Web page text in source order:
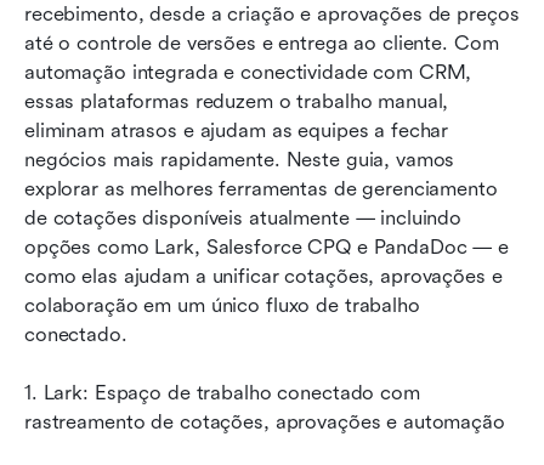
recebimento, desde a criação e aprovações de preços
até o controle de versões e entrega ao cliente. Com
automação integrada e conectividade com CRM,
essas plataformas reduzem o trabalho manual,
eliminam atrasos e ajudam as equipes a fechar
negócios mais rapidamente. Neste guia, vamos
explorar as melhores ferramentas de gerenciamento
de cotações disponíveis atualmente — incluindo
opções como Lark, Salesforce CPQ e PandaDoc — e
como elas ajudam a unificar cotações, aprovações e
colaboração em um único fluxo de trabalho
conectado.
1. Lark: Espaço de trabalho conectado com
rastreamento de cotações, aprovações e automação